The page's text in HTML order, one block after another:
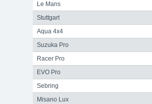
Le Mans
Stuttgart
Aqua 4x4
Suzuka Pro
Racer Pro
EVO Pro
Sebring
Misano Lux